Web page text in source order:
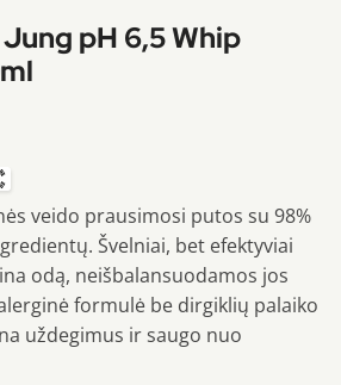
pH 6,5 Whip
veido prausimosi putos su 98%
Švelniai, bet efektyviai
odą, neišbalansuodamos jos
formulė be dirgiklių palaiko
uždegimus ir saugo nuo